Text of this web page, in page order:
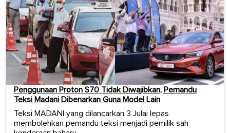
Penggunaan Proton S70 Tidak Diwajibkan, Pemandu
Teksi Madani Dibenarkan Guna Model Lain
Teksi MADANI yang dilancarkan 3 Julai lepas
membolehkan pemandu teksi menjadi pemilik sah